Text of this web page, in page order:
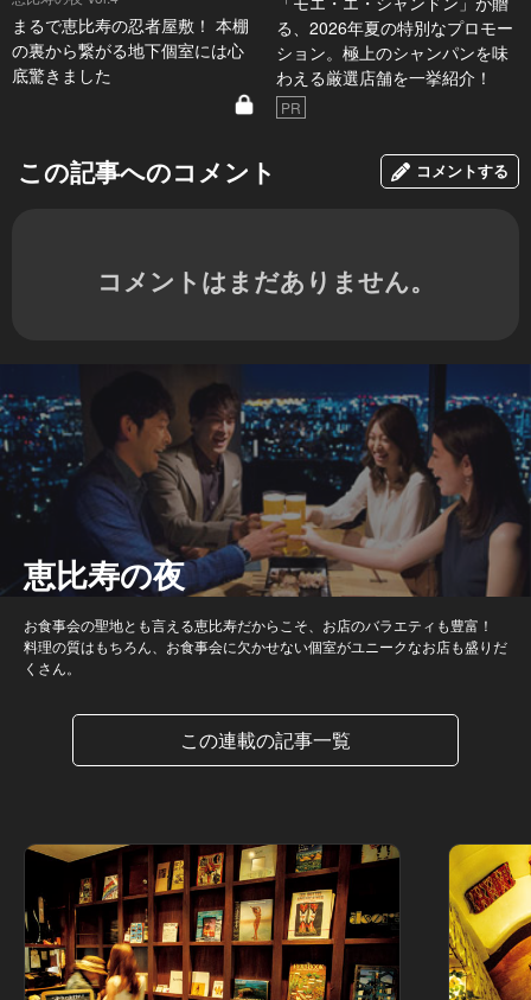
まるで恵比寿の忍者屋敷！ 本棚
の裏から繋がる地下個室には心
底驚きました
る、2026年夏の特別なプロモー
ション。極上のシャンパンを味
わえる厳選店舗を一挙紹介！
PR
この記事へのコメント コメントする
コメントはまだありません。
恵比寿の夜
お食事会の聖地とも言える恵比寿だからこそ、お店のバラエティも豊富！
料理の質はもちろん、お食事会に欠かせない個室がユニークなお店も盛りだ
くさん。
この連載の記事一覧